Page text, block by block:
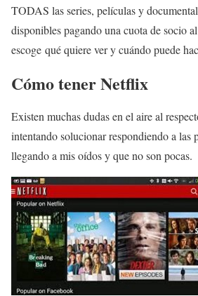
TODAS las series, películas y
disponibles pagando una cuota de socio
escoge qué quiere ver y cuándo puede
Cómo tener Netflix
Existen muchas dudas en el aire al
intentando solucionar respondiendo a las
llegando a mis oídos y que no son pocas.